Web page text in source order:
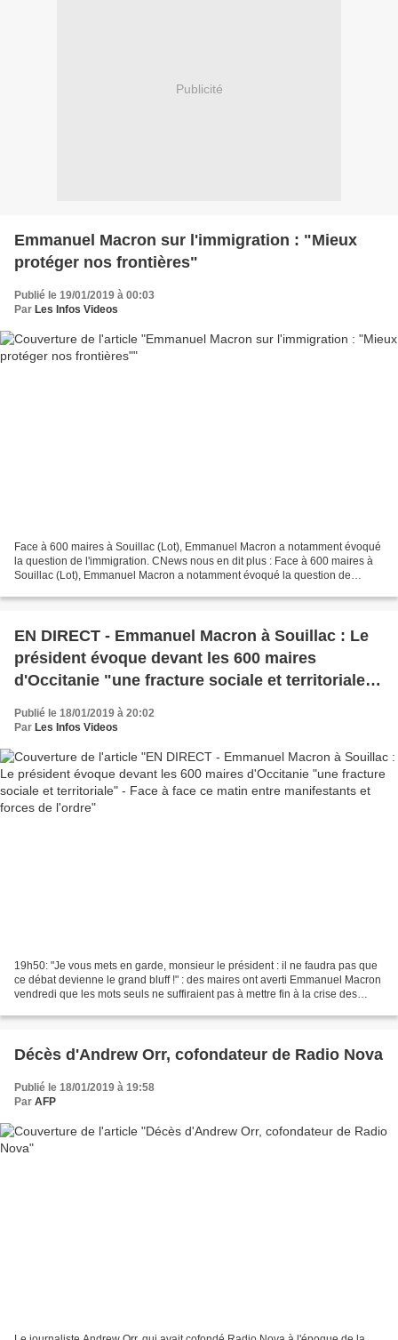
Publicité
Emmanuel Macron sur l'immigration : "Mieux
protéger nos frontières"
Publié le 19/01/2019 à 00:03
Par Les Infos Videos
Face à 600 maires à Souillac (Lot), Emmanuel Macron a notamment évoqué
la question de l'immigration. CNews nous en dit plus : Face à 600 maires à
Souillac (Lot), Emmanuel Macron a notamment évoqué la question de
EN DIRECT - Emmanuel Macron à Souillac : Le
président évoque devant les 600 maires
d'Occitanie "une fracture sociale et territoriale" -
Face à face ce matin entre manifestants et
forces de l'ordre
Publié le 18/01/2019 à 20:02
Par Les Infos Videos
19h50: "Je vous mets en garde, monsieur le président : il ne faudra pas que
ce débat devienne le grand bluff !" : des maires ont averti Emmanuel Macron
vendredi que les mots seuls ne suffiraient pas à mettre fin à la crise des
Décès d'Andrew Orr, cofondateur de Radio Nova
Publié le 18/01/2019 à 19:58
Par AFP